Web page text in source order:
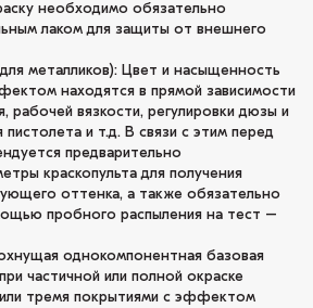
необходимо обязательно
лаком для защиты от внешнего
металликов): Цвет и насыщенность
находятся в прямой зависимости
рабочей вязкости, регулировки дюзы и
пистолета и т.д. В связи с этим перед
предварительно
краскопульта для получения
оттенка, а также обязательно
пробного распыления на тест –
однокомпонентная базовая
частичной или полной окраске
тремя покрытиями с эффектом